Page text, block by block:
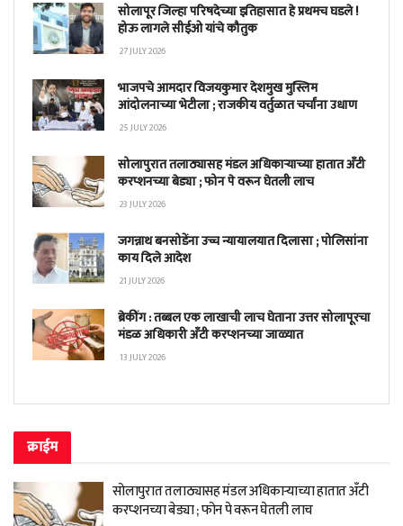
सोलापूर जिल्हा परिषदेच्या इतिहासात हे प्रथमच घडले !
होऊ लागले सीईओ यांचे कौतुक
27 JULY 2026
भाजपचे आमदार विजयकुमार देशमुख मुस्लिम
आंदोलनाच्या भेटीला ; राजकीय वर्तुळात चर्चांना उधाण
25 JULY 2026
सोलापुरात तलाठ्यासह मंडल अधिकाऱ्याच्या हातात अँटी
करप्शनच्या बेड्या ; फोन पे वरून घेतली लाच
23 JULY 2026
जगन्नाथ बनसोडेंना उच्च न्यायालयात दिलासा ; पोलिसांना
काय दिले आदेश
21 JULY 2026
ब्रेकींग : तब्बल एक लाखाची लाच घेताना उत्तर सोलापूरचा
मंडळ अधिकारी अँटी करप्शनच्या जाळ्यात
13 JULY 2026
क्राईम
सोलापुरात तलाठ्यासह मंडल अधिकाऱ्याच्या हातात अँटी
करप्शनच्या बेड्या ; फोन पे वरून घेतली लाच